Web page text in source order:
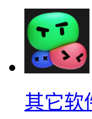
其它软